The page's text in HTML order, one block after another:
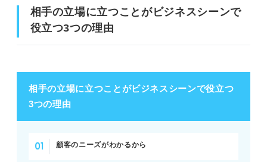
相手の立場に立つことがビジネスシーンで
役立つ3つの理由
相手の立場に立つことがビジネスシーンで役立つ
3つの理由
顧客のニーズがわかるから